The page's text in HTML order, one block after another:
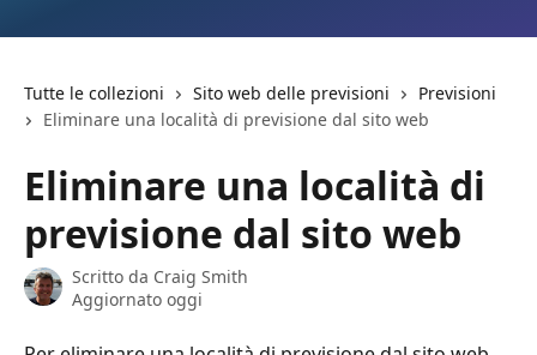
Tutte le collezioni Sito web delle previsioni
Previsioni
Eliminare una località di previsione dal sito web
Eliminare una località di
previsione dal sito web
Scritto da Craig Smith
Aggiornato oggi